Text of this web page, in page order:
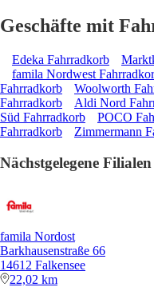
Geschäfte mit
Edeka Fahrradkorb
famila Nordwest
Fahrradkorb
Woolworth
Fahrradkorb
Aldi Nord
Süd Fahrradkorb
POCO
Fahrradkorb
Zimmermann
Nächstgelegene Filialen
famila Nordost
Barkhausenstraße 66
14612 Falkensee
22,02 km